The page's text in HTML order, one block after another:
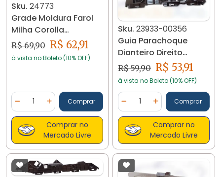
Sku. 24773
Grade Moldura Farol
Milha Corolla
2005/2008 Esquerda
24773
R$ 69,90 R$ 62,91
à vista no Boleto (10% OFF)
Diminuir Quantidade
Quantidade
Adicionar Quantidade
Comprar
Comprar no
Mercado Livre
Sku. 23933-00356
Guia Parachoque
Dianteiro Direito
Corolla 2009 A 2011
23933
R$ 59,90 R$ 53,91
à vista no Boleto (10% OFF)
Diminuir Quantidade
Quantidade
AdicionarComprar
Comprar no
Mercado Livre